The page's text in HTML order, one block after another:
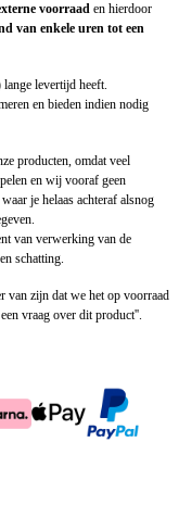
voorraad en hierdoor
van enkele uren tot een
levertijd heeft.
en bieden indien nodig
producten, omdat veel
en wij vooraf geen
je helaas achteraf alsnog
van verwerking van de
schatting.
van zijn dat we het op voorraad
vraag over dit product''.